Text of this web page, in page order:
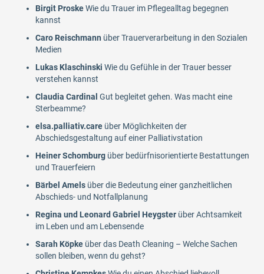
Birgit ProskeWie du Trauer im Pflegealltag begegnen
kannst
Caro Reischmann über Trauerverarbeitung in den Sozialen
Medien
Lukas Klaschinski Wie du Gefühle in der Trauer besser
verstehen kannst
Claudia Cardinal Gut begleitet gehen. Was macht eine
Sterbeamme?
elsa.palliativ.care über Möglichkeiten der
Abschiedsgestaltung auf einer Palliativstation
Heiner Schomburg über bedürfnisorientierte Bestattungen
und Trauerfeiern
Bärbel Amels über die Bedeutung einer ganzheitlichen
Abschieds- und Notfallplanung
Regina und Leonard Gabriel Heygster über Achtsamkeit
im Leben und am Lebensende
Sarah Köpke über das Death Cleaning – Welche Sachen
sollen bleiben, wenn du gehst?